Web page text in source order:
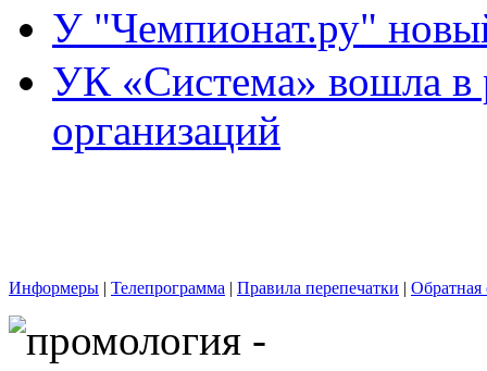
У "Чемпионат.ру"
УК «Система» вошла в
организаций
Информеры | Телепрограмма | Правила перепечатки | Обратная